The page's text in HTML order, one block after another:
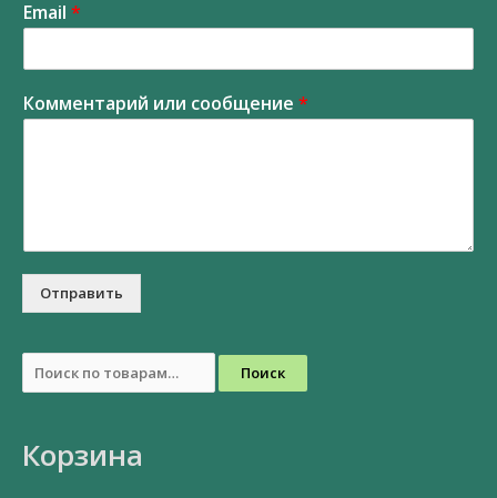
Email *
Комментарий или сообщение *
Отправить
Поиск
Корзина